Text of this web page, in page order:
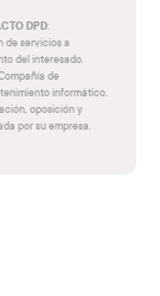
DPD:
de servicios a
del interesado.
de
informático.
oposición y
por su empresa.